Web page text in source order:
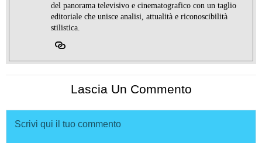
del panorama televisivo e cinematografico con un taglio
editoriale che unisce analisi, attualità e riconoscibilità
stilistica.
Lascia Un Commento